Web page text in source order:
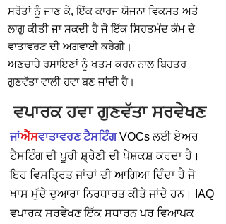
ਸਰੋਤਾਂ ਨੂੰ ਜਾਣ ਕੇ, ਇੱਕ ਕਾਰਜ ਯੋਜਨਾ ਵਿਕਸਤ ਅਤੇ
ਲਾਗੂ ਕੀਤੀ ਜਾ ਸਕਦੀ ਹੈ ਜੋ ਇੱਕ ਸਿਹਤਮੰਦ ਕੰਮ ਦੇ
ਵਾਤਾਵਰਣ ਦੀ ਅਗਵਾਈ ਕਰੇਗੀ।
ਅਣਚਾਹੇ ਰਸਾਇਣਾਂ ਨੂੰ ਖਤਮ ਕਰਨ ਨਾਲ ਬਿਹਤਰ
ਗੁਣਵੱਤਾ ਵਾਲੀ ਹਵਾ ਬਣ ਜਾਂਦੀ ਹੈ।
ਵਪਾਰਕ ਹਵਾ ਗੁਣਵੱਤਾ ਸਰਵੇਖਣ
ਜਾਂਐੱਸਵਾਤਾਵਰਣ ਟੈਸਟਿੰਗVOCs ਲਈ ਏਅਰ
ਟੈਸਟਿੰਗ ਦੀ ਪੂਰੀ ਸ਼੍ਰੇਣੀ ਦੀ ਪੇਸ਼ਕਸ਼ ਕਰਦਾ ਹੈ।
ਇਹ ਵਿਸਤ੍ਰਿਤ ਜਾਂਚਾਂ ਦੀ ਆਗਿਆ ਦਿੰਦਾ ਹੈ ਜੋ
ਖਾਸ ਮੁੱਦੇ ਦੁਆਰਾ ਨਿਰਧਾਰਤ ਕੀਤੇ ਜਾਂਦੇ ਹਨ। IAQ
ਵਪਾਰਕ ਸਰਵੇਖਣ ਇੱਕ ਸਧਾਰਨ ਪਰ ਵਿਆਪਕ